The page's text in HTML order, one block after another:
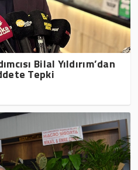
Bilal Yıldırım’dan
Tepki